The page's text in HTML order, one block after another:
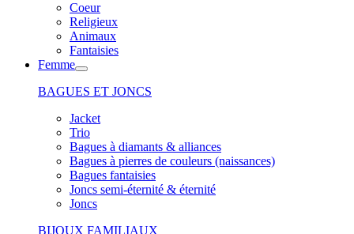
Coeur
Religieux
Animaux
Fantaisies
Femme
BAGUES ET JONCS
Jacket
Trio
Bagues à diamants & alliances
Bagues à pierres de couleurs (naissances)
Bagues fantaisies
Joncs semi-éternité & éternité
Joncs
BIJOUX FAMILIAUX